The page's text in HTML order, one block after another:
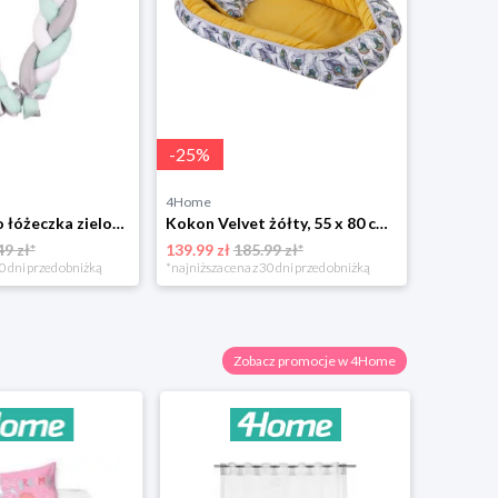
Ochraniacz do łóżeczka zielony, 200 cm BabyMatex
zł*
dni przed obniżką
-25%
4Home
Kokon Velvet żółty, 55 x 80 cm BabyMatex
139.99 zł185.99 zł*
*najniższa cena z 30 dni przed obniżką
Zobacz promocje w 4Home